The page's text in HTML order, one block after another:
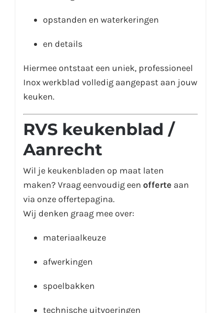
opstanden en waterkeringen
en details
Hiermee ontstaat een uniek, professioneel
Inox werkblad volledig aangepast aan jouw
keuken.
RVS keukenblad /
Aanrecht
Wil je keukenbladen op maat laten
maken? Vraag eenvoudig een offerte aan
via onze offertepagina.
Wij denken graag mee over:
materiaalkeuze
afwerkingen
spoelbakken
technische uitvoeringen